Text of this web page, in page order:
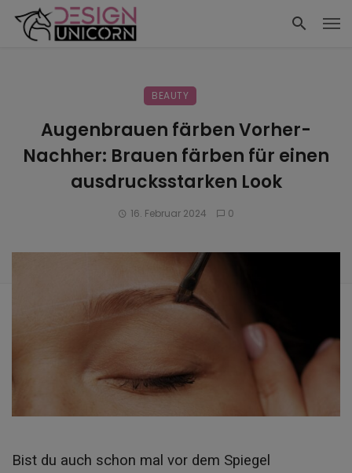
BEAUTY
Augenbrauen färben Vorher-
Nachher: Brauen färben für einen
ausdrucksstarken Look
16. Februar 2024 0
Bist du auch schon mal vor dem Spiegel